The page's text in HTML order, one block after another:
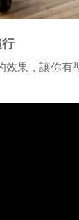
果，讓你有